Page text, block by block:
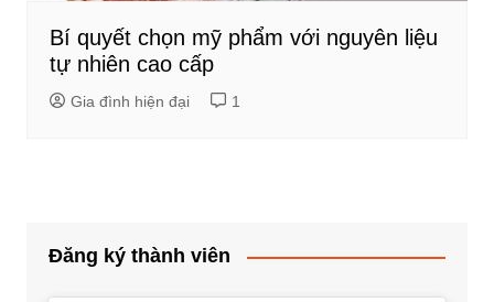
Bí quyết chọn mỹ phẩm với nguyên liệu
tự nhiên cao cấp
Gia đình hiện đại 1
Đăng ký thành viên